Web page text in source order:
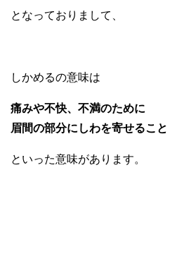
となっておりまして、
しかめるの意味は
痛みや不快、不満のために
眉間の部分にしわを寄せること
といった意味があります。